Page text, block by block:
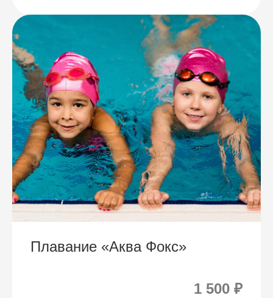
Плавание «Аква Фокс»
1 500 ₽